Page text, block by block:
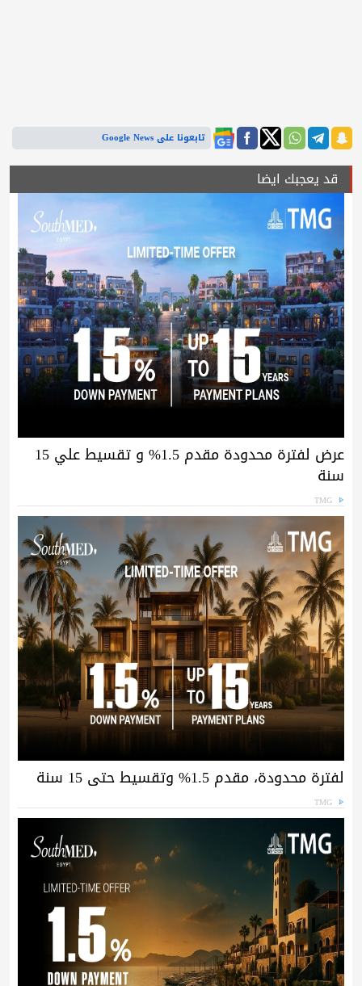
تابعونا على Google News
قد يعجبك ايضا
عرض لفترة محدودة مقدم 1.5% و تقسيط علي 15
سنة
TMG
لفترة محدودة، مقدم 1.5% وتقسيط حتى 15 سنة
TMG